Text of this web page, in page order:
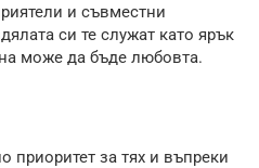
и съвместни
си те служат като ярък
може да бъде любовта.
приоритет за тях и въпреки